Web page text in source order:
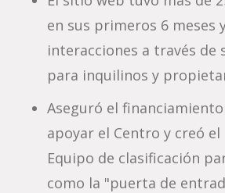
en sus primeros 6 meses
interacciones a través de
para inquilinos y
Aseguró el
apoyar el Centro y creó
Equipo de clasificación
como la "puerta de